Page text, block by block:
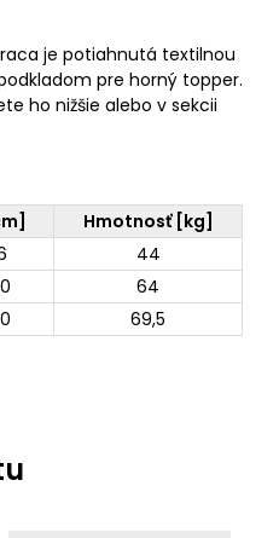
je potiahnutá textilnou
pre horný topper.
ho nižšie alebo v sekcii
Hmotnosť [kg]
44
64
69,5